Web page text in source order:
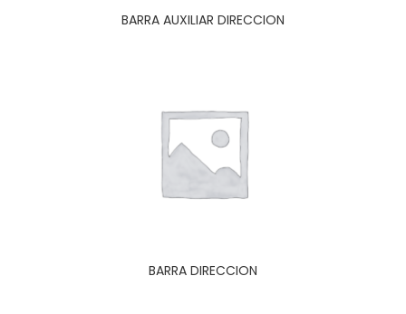
BARRA AUXILIAR DIRECCION
BARRA DIRECCION